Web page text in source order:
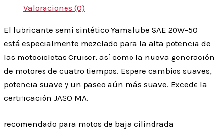
Valoraciones (0)
El lubricante semi sintético Yamalube SAE 20W-50
está especialmente mezclado para la alta potencia de
las motocicletas Cruiser, así como la nueva generación
de motores de cuatro tiempos. Espere cambios suaves,
potencia suave y un paseo aún más suave. Excede la
certificación JASO MA.
recomendado para motos de baja cilindrada